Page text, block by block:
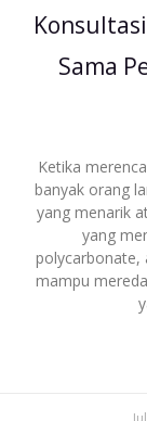
Sama
Ketika
banyak orang
yang menarik
yang
polycarbonate,
mampu